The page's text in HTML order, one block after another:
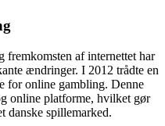
fremkomsten af internettet har
ændringer. I 2012 trådte en
for online gambling. Denne
online platforme, hvilket gør
danske spillemarked.